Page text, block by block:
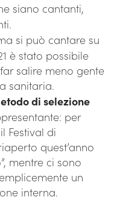
siano cantanti,
si può cantare su
è stato possibile
salire meno gente
sanitaria.
di selezione
per
Festival di
quest’anno
mentre ci sono
un
interna.